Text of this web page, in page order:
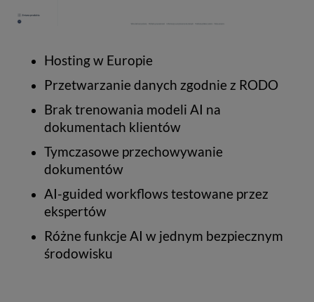
Hosting w Europie
Przetwarzanie danych zgodnie z RODO
Brak trenowania modeli AI na
dokumentach klientów
Tymczasowe przechowywanie
dokumentów
AI-guided workflows testowane przez
ekspertów
Różne funkcje AI w jednym bezpiecznym
środowisku